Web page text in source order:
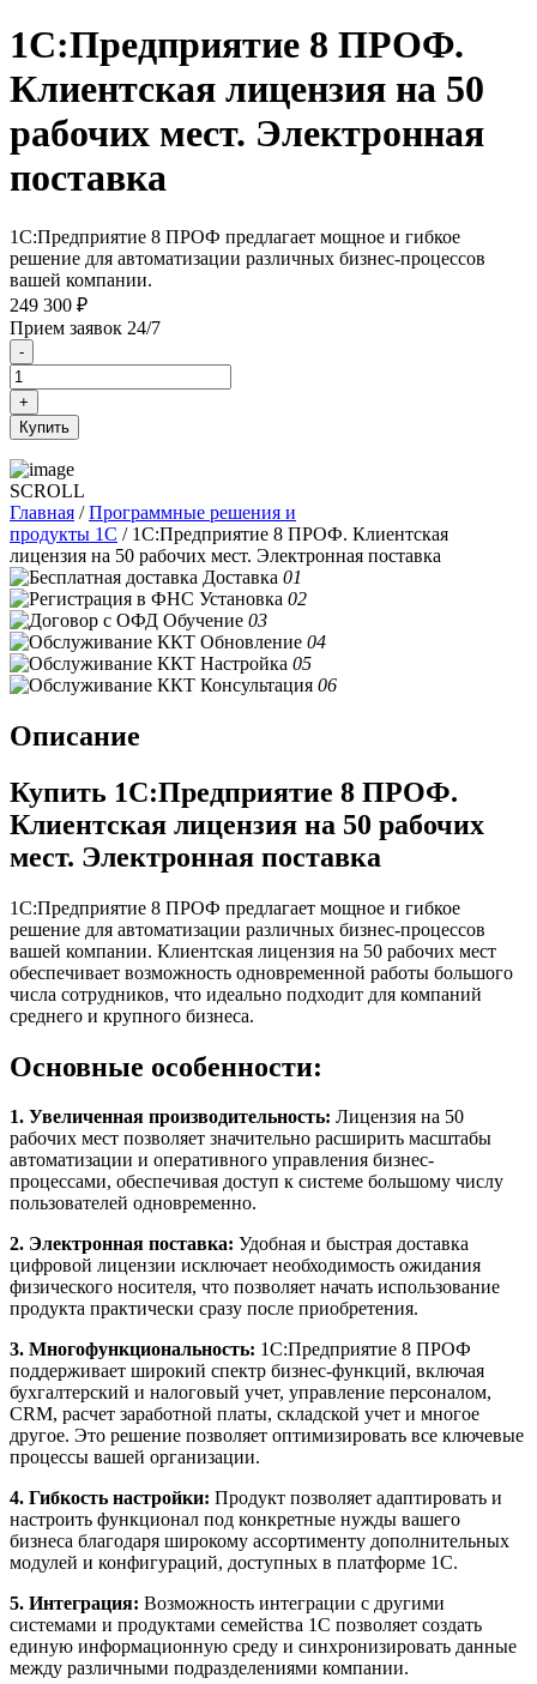
1С:Предприятие 8 ПРОФ.
Клиентская лицензия на 50
рабочих мест. Электронная
поставка
1С:Предприятие 8 ПРОФ предлагает мощное и гибкое
решение для автоматизации различных бизнес-процессов
вашей компании.
249 300 ₽
Прием заявок 24/7
-
+
Купить
SCROLL
Главная /Программные решения и
продукты 1C / 1С:Предприятие 8 ПРОФ. Клиентская
лицензия на 50 рабочих мест. Электронная поставка
Доставка 01
Установка 02
Обучение 03
Обновление 04
Настройка 05
Консультация 06
Описание
Купить 1С:Предприятие 8 ПРОФ.
Клиентская лицензия на 50 рабочих
мест. Электронная поставка
1С:Предприятие 8 ПРОФ предлагает мощное и гибкое
решение для автоматизации различных бизнес-процессов
вашей компании. Клиентская лицензия на 50 рабочих мест
обеспечивает возможность одновременной работы большого
числа сотрудников, что идеально подходит для компаний
среднего и крупного бизнеса.
Основные особенности:
1. Увеличенная производительность: Лицензия на 50
рабочих мест позволяет значительно расширить масштабы
автоматизации и оперативного управления бизнес-
процессами, обеспечивая доступ к системе большому числу
пользователей одновременно.
2. Электронная поставка: Удобная и быстрая доставка
цифровой лицензии исключает необходимость ожидания
физического носителя, что позволяет начать использование
продукта практически сразу после приобретения.
3. Многофункциональность: 1С:Предприятие 8 ПРОФ
поддерживает широкий спектр бизнес-функций, включая
бухгалтерский и налоговый учет, управление персоналом,
CRM, расчет заработной платы, складской учет и многое
другое. Это решение позволяет оптимизировать все ключевые
процессы вашей организации.
4. Гибкость настройки: Продукт позволяет адаптировать и
настроить функционал под конкретные нужды вашего
бизнеса благодаря широкому ассортименту дополнительных
модулей и конфигураций, доступных в платформе 1С.
5. Интеграция: Возможность интеграции с другими
системами и продуктами семейства 1С позволяет создать
единую информационную среду и синхронизировать данные
между различными подразделениями компании.